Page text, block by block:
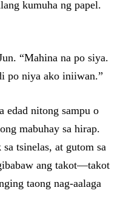
kumuha ng papel.
“Mahina na po siya.
po niya ako iniiwan.”
edad nitong sampu o
mabuhay sa hirap.
tsinelas, at gutom sa
ang takot—takot
taong nag-aalaga